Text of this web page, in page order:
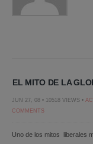
EL MITO DE LA
JUN 27, 08 • 10518 VIEWS •
COMMENTS
Uno de los mitos liberales